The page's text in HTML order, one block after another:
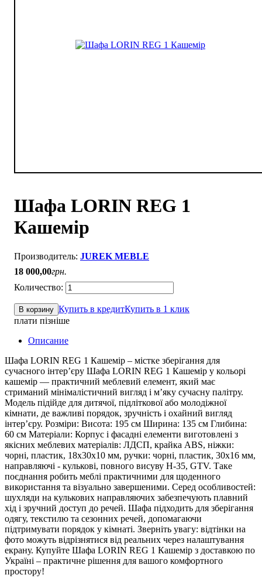
Шафа LORIN REG 1
Кашемір
JUREK MEBLE
18 000,00грн.
В корзину Купить в кредитКупить в 1 клик
плати пізніше
Описание
Шафа LORIN REG 1 Кашемір – містке зберігання для
сучасного інтер’єру Шафа LORIN REG 1 Кашемір у кольорі
кашемір — практичний меблевий елемент, який має
стриманий мінімалістичний вигляд і м’яку сучасну палітру.
Модель підійде для дитячої, підліткової або молодіжної
кімнати, де важливі порядок, зручність і охайний вигляд
інтер’єру. Розміри: Висота: 195 см Ширина: 135 см Глибина:
60 см Матеріали: Корпус і фасадні елементи виготовлені з
якісних меблевих матеріалів: ЛДСП, крайка ABS, ніжки:
чорні, пластик, 18х30х10 мм, ручки: чорні, пластик, 30х16 мм,
направляючі - кулькові, повного висуву H-35, GTV. Таке
поєднання робить меблі практичними для щоденного
використання та візуально завершеними. Серед особливостей:
шухляди на кулькових направляючих забезпечують плавний
хід і зручний доступ до речей. Шафа підходить для зберігання
одягу, текстилю та сезонних речей, допомагаючи
підтримувати порядок у кімнаті. Зверніть увагу: відтінки на
фото можуть відрізнятися від реальних через налаштування
екрану. Купуйте Шафа LORIN REG 1 Кашемір з доставкою по
Україні – практичне рішення для вашого комфортного
простору!